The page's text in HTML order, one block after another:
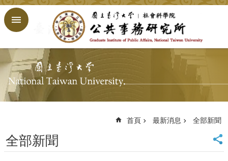
跳到主要內容區塊
搜
尋
回
首
頁
頁
首頁 最新消息 全部新聞
全部新聞